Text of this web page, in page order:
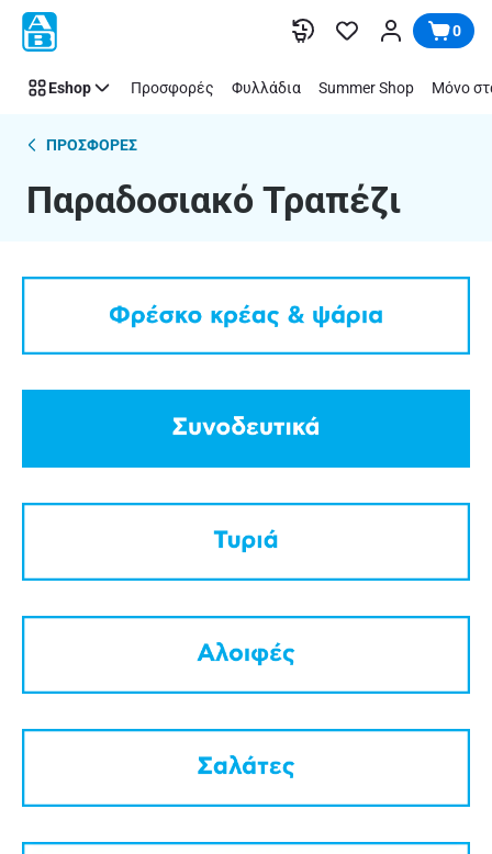
Παράλειψη
Παραδοσιακό
Τραπέζι
0
Eshop Προσφορές Φυλλάδια Summer Shop Μόνο
ΠΡΟΣΦΟΡΕΣ
Παραδοσιακό Τραπέζι